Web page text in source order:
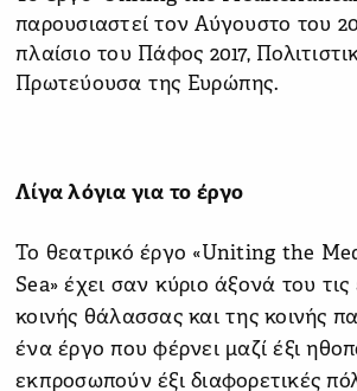
παρουσιαστεί τον Αύγουστο του
πλαίσιο του Πάφος 2017,
Πρωτεύουσα της Ευρώπης.
Λίγα λόγια για το έργο
To θεατρικό έργο «Uniting the
Sea» έχει σαν κύριο άξονά του τις
κοινής θάλασσας και της κοινής
ένα έργο που φέρνει μαζί έξι
εκπροσωπούν έξι διαφορετικές